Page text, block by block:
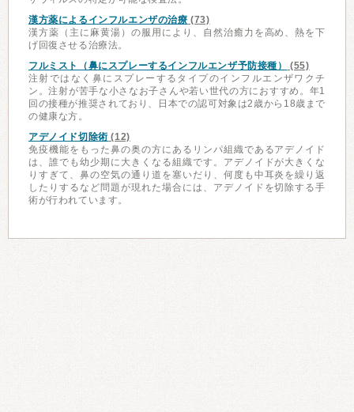
漢方薬によるインフルエンザの治療 (73)
漢方薬（主に麻黄湯）の服用により、自然治癒力を高め、熱を下
げ回復させる治療法。
フルミスト（鼻にスプレーするインフルエンザ予防接種）
(55)
注射ではなく鼻にスプレーするタイプのインフルエンザワクチ
ン。注射が苦手な小さなお子さんや若い世代の方におすすめ。年1
回の接種が推奨されており、日本での認可対象は2歳から18歳まで
の健康な方。
アデノイド切除術 (12)
免疫機能をもった鼻の奥の方にあるリンパ組織であるアデノイド
は、誰でも幼少期に大きくなる組織です。アデノイドが大きくな
りすぎて、鼻の空気の通り道を塞いだり、何度も中耳炎を繰り返
したりするなど問題が現れた場合には、アデノイドを切除する手
術が行われています。